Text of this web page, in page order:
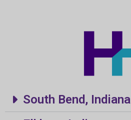
South Bend, Indiana